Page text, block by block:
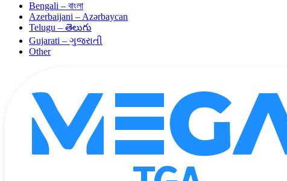
Bengali – বাংলা
Azerbaijani – Azərbaycan
Telugu – తెలుగు
Gujarati – ગુજરાતી
Other